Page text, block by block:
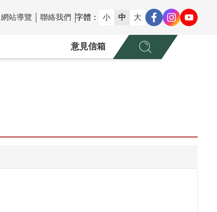
網站導覽 聯絡我們 字體： 小 中 大
意見信箱